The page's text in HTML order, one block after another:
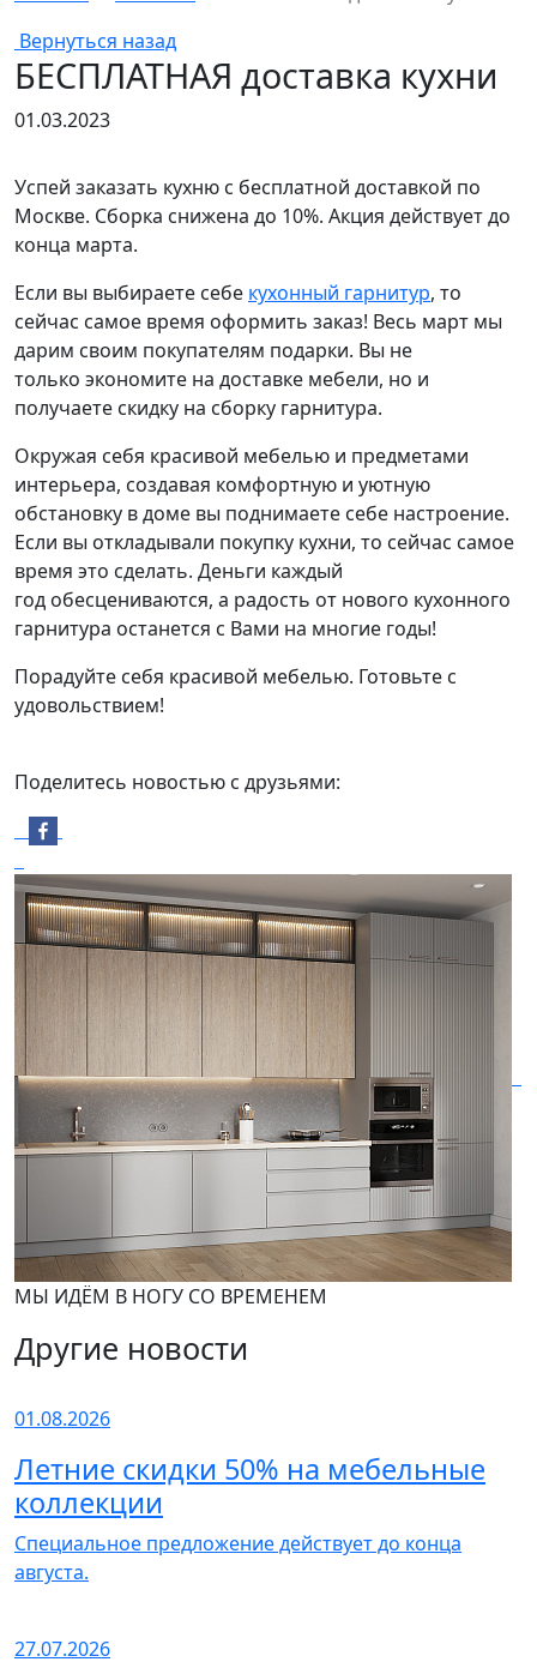
Вернуться назад
БЕСПЛАТНАЯ доставка кухни
01.03.2023
Успей заказать кухню с бесплатной доставкой по
Москве. Сборка снижена до 10%. Акция действует до
конца марта.
Если вы выбираете себе кухонный гарнитур, то
сейчас самое время оформить заказ! Весь март мы
дарим своим покупателям подарки. Вы не
только экономите на доставке мебели, но и
получаете скидку на сборку гарнитура.
Окружая себя красивой мебелью и предметами
интерьера, создавая комфортную и уютную
обстановку в доме вы поднимаете себе настроение.
Если вы откладывали покупку кухни, то сейчас самое
время это сделать. Деньги каждый
год обесцениваются, а радость от нового кухонного
гарнитура останется с Вами на многие годы!
Порадуйте себя красивой мебелью. Готовьте с
удовольствием!
Поделитесь новостью с друзьями:
МЫ ИДЁМ В НОГУ СО ВРЕМЕНЕМ
Другие новости
01.08.2026
Летние скидки 50% на мебельные
коллекции
Специальное предложение действует до конца
августа.
27.07.2026